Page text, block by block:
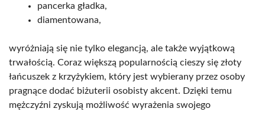
pancerka gładka,
diamentowana,
wyróżniają się nie tylko elegancją, ale także wyjątkową
trwałością. Coraz większą popularnością cieszy się złoty
łańcuszek z krzyżykiem, który jest wybierany przez osoby
pragnące dodać biżuterii osobisty akcent. Dzięki temu
mężczyźni zyskują możliwość wyrażenia swojego